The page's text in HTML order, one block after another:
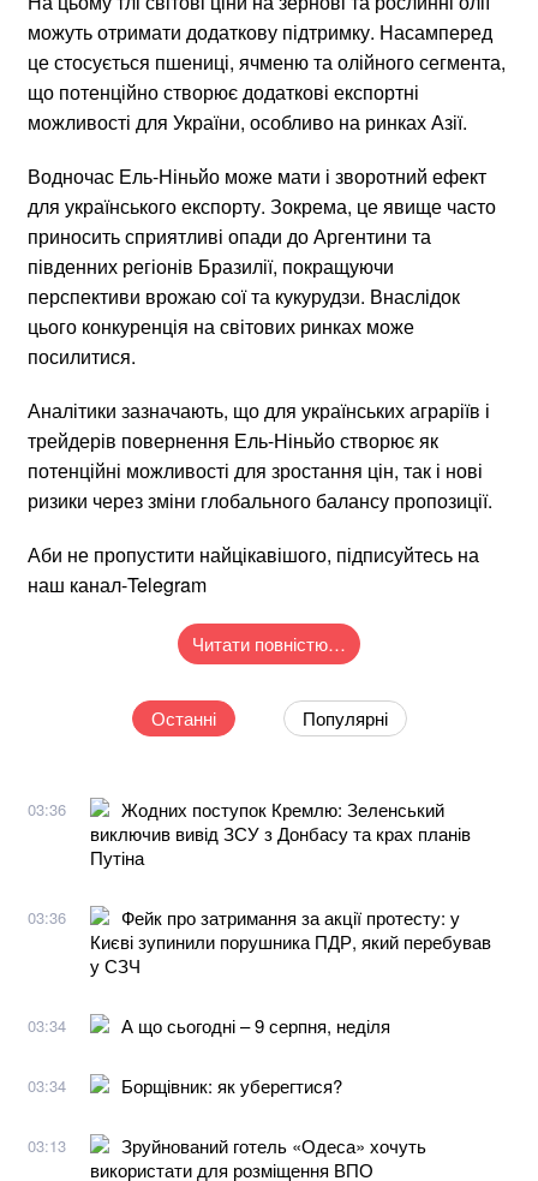
можуть отримати додаткову підтримку. Насамперед
це стосується пшениці, ячменю та олійного сегмента,
що потенційно створює додаткові експортні
можливості для України, особливо на ринках Азії.
Водночас Ель-Ніньйо може мати і зворотний ефект
для українського експорту. Зокрема, це явище часто
приносить сприятливі опади до Аргентини та
південних регіонів Бразилії, покращуючи
перспективи врожаю сої та кукурудзи. Внаслідок
цього конкуренція на світових ринках може
посилитися.
Аналітики зазначають, що для українських аграріїв і
трейдерів повернення Ель-Ніньйо створює як
потенційні можливості для зростання цін, так і нові
ризики через зміни глобального балансу пропозиції.
Аби не пропустити найцікавішого, підписуйтесь на
наш канал-Telegram
Читати повністю…
Останні Популярні
03:36
Жодних поступок Кремлю: Зеленський
виключив вивід ЗСУ з Донбасу та крах планів
Путіна
03:36
Фейк про затримання за акції протесту: у
Києві зупинили порушника ПДР, який перебував
у СЗЧ
03:34 А що сьогодні – 9 серпня, неділя
03:34 Борщівник: як уберегтися?
03:13
Зруйнований готель «Одеса» хочуть
використати для розміщення ВПО